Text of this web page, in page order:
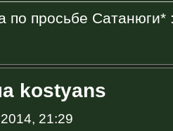
по просьбе Сатанюги*
kostyans
21:29